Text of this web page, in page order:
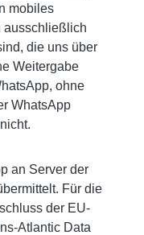
mobiles
ausschließlich
die uns über
Weitergabe
ohne
WhatsApp
an Server der
Für die
der EU-
Atlantic Data